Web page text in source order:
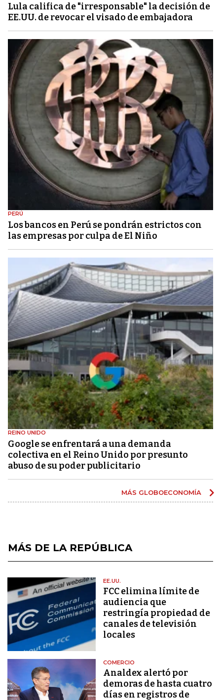
Lula califica de "irresponsable" la decisión de
EE.UU. de revocar el visado de embajadora
PERÚ
Los bancos en Perú se pondrán estrictos con
las empresas por culpa de El Niño
REINO UNIDO
Google se enfrentará a una demanda
colectiva en el Reino Unido por presunto
abuso de su poder publicitario
MÁS GLOBOECONOMÍA
MÁS DE LA REPÚBLICA
EE.UU.
FCC elimina límite de
audiencia que
restringía propiedad de
canales de televisión
locales
COMERCIO
Analdex alertó por
demoras de hasta cuatro
días en registros de